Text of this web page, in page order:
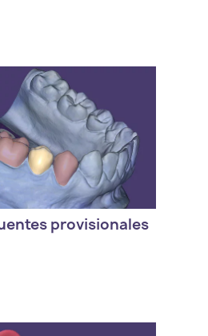
provisionales
de exocad. DentalCAD